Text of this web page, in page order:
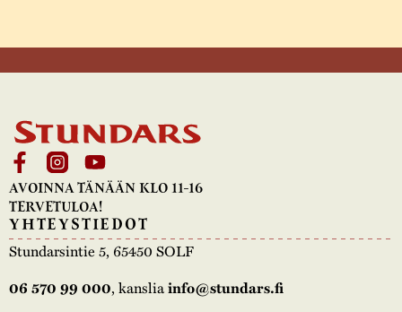
AVOINNA TÄNÄÄN KLO 11-16
TERVETULOA!
YHTEYSTIEDOT
Stundarsintie 5, 65450 SOLF
06 570 99 000, kansliainfo@stundars.fi